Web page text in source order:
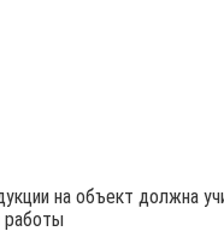
на объект должна
работы